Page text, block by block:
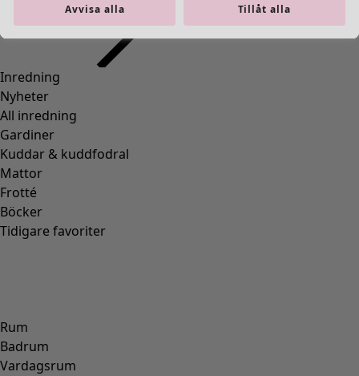
Inredning
Nyheter
All inredning
Gardiner
Kuddar & kuddfodral
Mattor
Frotté
Böcker
Tidigare favoriter
Rum
Badrum
Vardagsrum
Avvisa alla Tillåt alla